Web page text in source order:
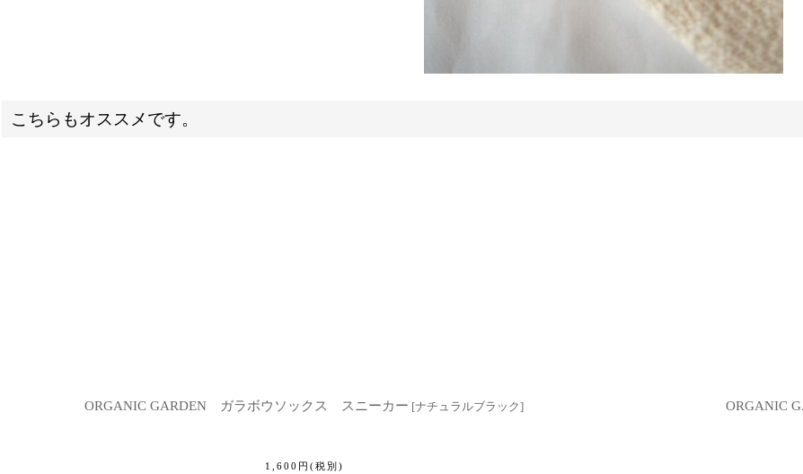
こちらもオススメです。
ORGANIC GARDEN ガラボウソックス スニーカー [ナチュラルブラック]
1,600 円 (税別)
ORGANIC